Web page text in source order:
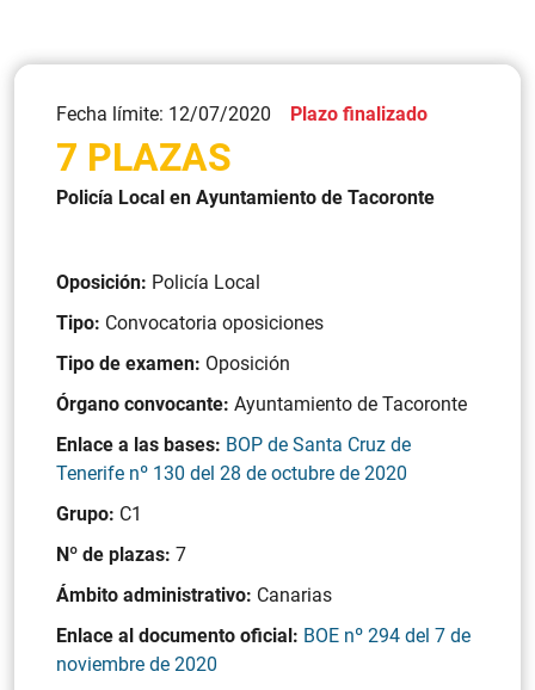
Fecha límite: 12/07/2020 Plazo finalizado
7 PLAZAS
Policía Local en Ayuntamiento de Tacoronte
Oposición: Policía Local
Tipo: Convocatoria oposiciones
Tipo de examen: Oposición
Órgano convocante: Ayuntamiento de Tacoronte
Enlace a las bases: BOP de Santa Cruz de
Tenerife nº 130 del 28 de octubre de 2020
Grupo: C1
Nº de plazas: 7
Ámbito administrativo: Canarias
Enlace al documento oficial: BOE nº 294 del 7 de
noviembre de 2020